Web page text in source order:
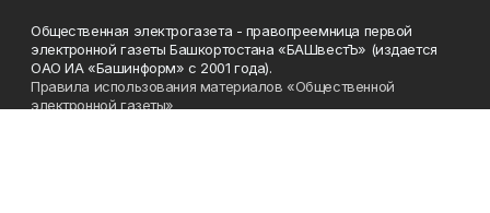
Общественная электрогазета - правопреемница первой
электронной газеты Башкортостана «БАШвестЪ» (издается
ОАО ИА «Башинформ» с 2001 года).
Правила использования материалов «Общественной
электронной газеты»